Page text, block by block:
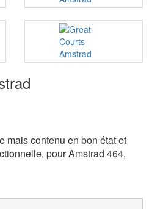
mais contenu en bon état et
pour Amstrad 464,